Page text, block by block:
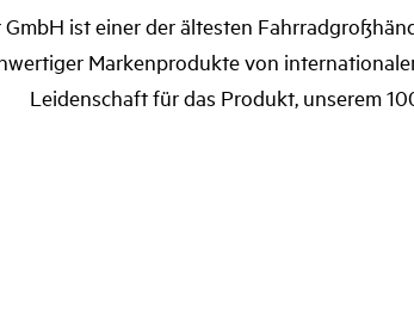
ist einer der ältesten
Markenprodukte von
Leidenschaft für das Produkt, unserem